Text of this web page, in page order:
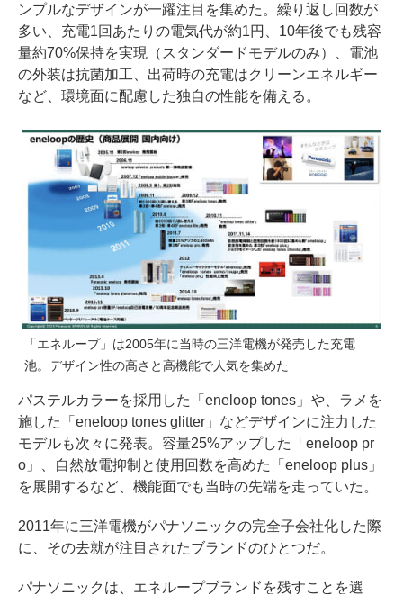
ンプルなデザインが一躍注目を集めた。繰り返し回数が
多い、充電1回あたりの電気代が約1円、10年後でも残容
量約70%保持を実現（スタンダードモデルのみ）、電池
の外装は抗菌加工、出荷時の充電はクリーンエネルギー
など、環境面に配慮した独自の性能を備える。
「エネループ」は2005年に当時の三洋電機が発売した充電
池。デザイン性の高さと高機能で人気を集めた
パステルカラーを採用した「eneloop tones」や、ラメを
施した「eneloop tones glitter」などデザインに注力した
モデルも次々に発表。容量25%アップした「eneloop pr
o」、自然放電抑制と使用回数を高めた「eneloop plus」
を展開するなど、機能面でも当時の先端を走っていた。
2011年に三洋電機がパナソニックの完全子会社化した際
に、その去就が注目されたブランドのひとつだ。
パナソニックは、エネループブランドを残すことを選